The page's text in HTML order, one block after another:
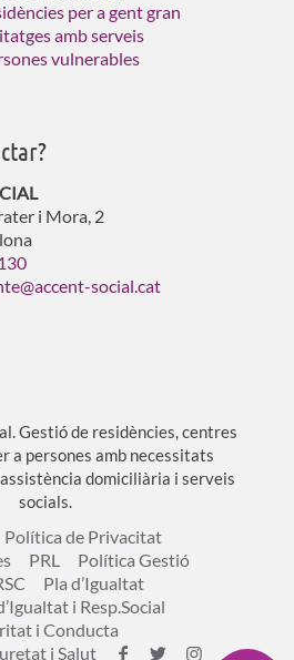
per a gent gran
amb serveis
vulnerables
i Mora, 2
social.cat
Gestió de residències, centres
a persones amb necessitats
domiciliària i serveis
socials.
Política de Privacitat
PRL
Política Gestió
Pla d’Igualtat
i Resp.Social
i Conducta
i Salut